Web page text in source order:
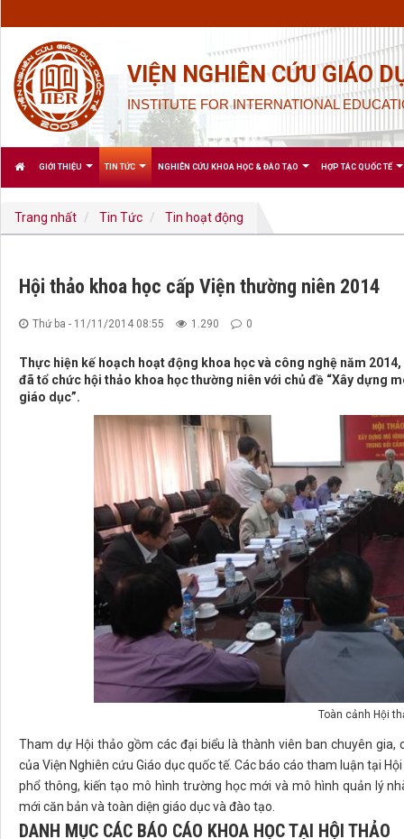
VIỆN NGHIÊN CỨU GIÁO
INSTITUTE FOR INTERNATIONAL
GIỚI THIỆU TIN TỨC NGHIÊN CỨU KHOA HỌC & ĐÀO TẠO HỢP TÁC QUỐC TẾ
Trang nhất Tin Tức Tin hoạt động
Hội thảo khoa học cấp Viện thường niên 2014
Thứ ba - 11/11/2014 08:55 1.290 0
Thực hiện kế hoạch hoạt động khoa học và công nghệ năm
đã tổ chức hội thảo khoa học thường niên với chủ đề “Xây dựng
giáo dục”.
Toàn cảnh Hội
Tham dự Hội thảo gồm các đại biểu là thành viên ban chuyên
của Viện Nghiên cứu Giáo dục quốc tế. Các báo cáo tham luận tại
phổ thông, kiến tạo mô hình trường học mới và mô hình quản lý
mới căn bản và toàn diện giáo dục và đào tạo.
DANH MỤC CÁC BÁO CÁO KHOA HỌC TẠI HỘI THẢO